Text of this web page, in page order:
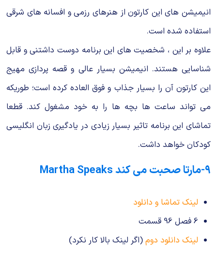
انیمیشن های این کارتون از هنرهای رزمی و افسانه های شرقی
استفاده شده است.
علاوه بر این ، شخصیت های این برنامه دوست داشتنی و قابل
شناسایی هستند. انیمیشن بسیار عالی و قصه پردازی مهیج
این کارتون آن را بسیار جذاب و فوق العاده کرده است؛ طوریکه
می تواند ساعت ها بچه ها را به خود مشغول کند. قطعا
تماشای این برنامه تاثیر بسیار زیادی در یادگیری زبان انگلیسی
کودکان خواهد داشت.
۹-مارتا صحبت می کند Martha Speaks
لینک تماشا و دانلود
6 فصل 96 قسمت
لینک دانلود دوم (اگر لینک بالا کار نکرد)